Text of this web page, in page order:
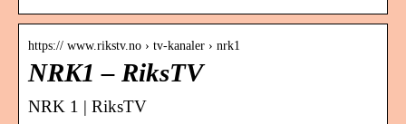
https:// www.rikstv.no › tv-kanaler › nrk1
NRK1 – RiksTV
NRK 1 | RiksTV